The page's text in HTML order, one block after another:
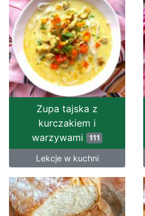
Zupa tajska z
kurczakiem i
warzywami
111
Lekcje w kuchni